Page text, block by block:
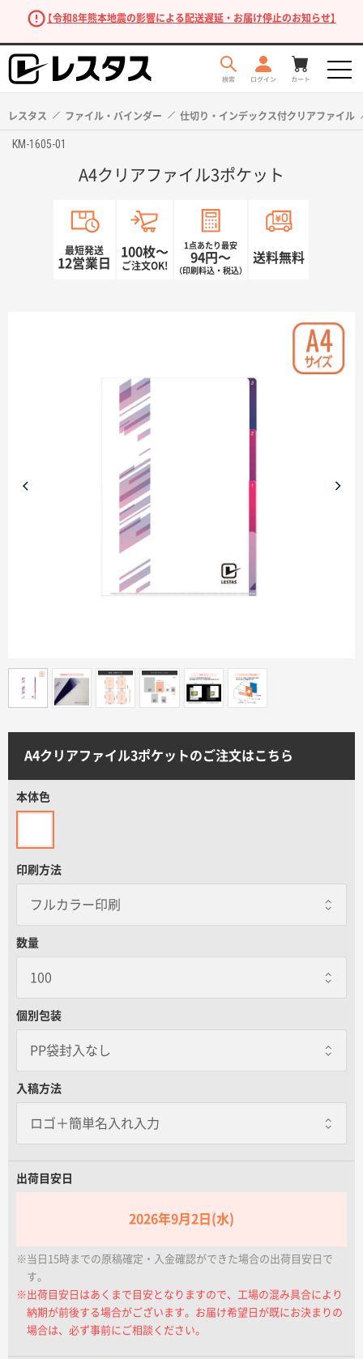
【令和8年熊本地震の影響による配送遅延・お届け停止のお知らせ】
商品カテゴリーから探す
ターゲットから探す
目的・シーンから探す
印刷色から探す
サイトメニュー
データ入稿ガイド
よくあるご質問
名入れグループサイト
レスタス ファイル・バインダー 仕切り・インデックス付クリアファイル
KM-1605-01
A4クリアファイル3ポケット
最短発送
12営業日
100枚〜
ご注文OK!
1点あたり最安
94円〜
（印刷料込・税込）
送料無料
A4クリアファイル3ポケットのご注文はこちら
本体色
印刷方法
数量
個別包装
PP袋封入なし
PP袋封入あり
一枚あたり+15.00円 / 3日出荷
入稿方法
出荷目安日
2026年9月2日(水)
※当日15時までの原稿確定・入金確認ができた場合の出荷目安日で
す。
※出荷目安日はあくまで目安となりますので、工場の混み具合により
納期が前後する場合がございます。お届け希望日が既にお決まりの
場合は、必ず事前にご相談ください。